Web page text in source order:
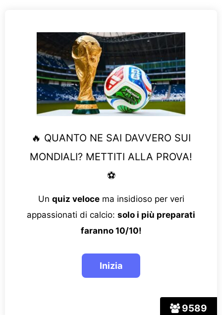
9589
🔥 QUANTO NE SAI DAVVERO SUI
MONDIALI? METTITI ALLA PROVA!
⚽
Un quiz velocema insidioso per veri
appassionati di calcio: solo i più preparati
faranno 10/10!